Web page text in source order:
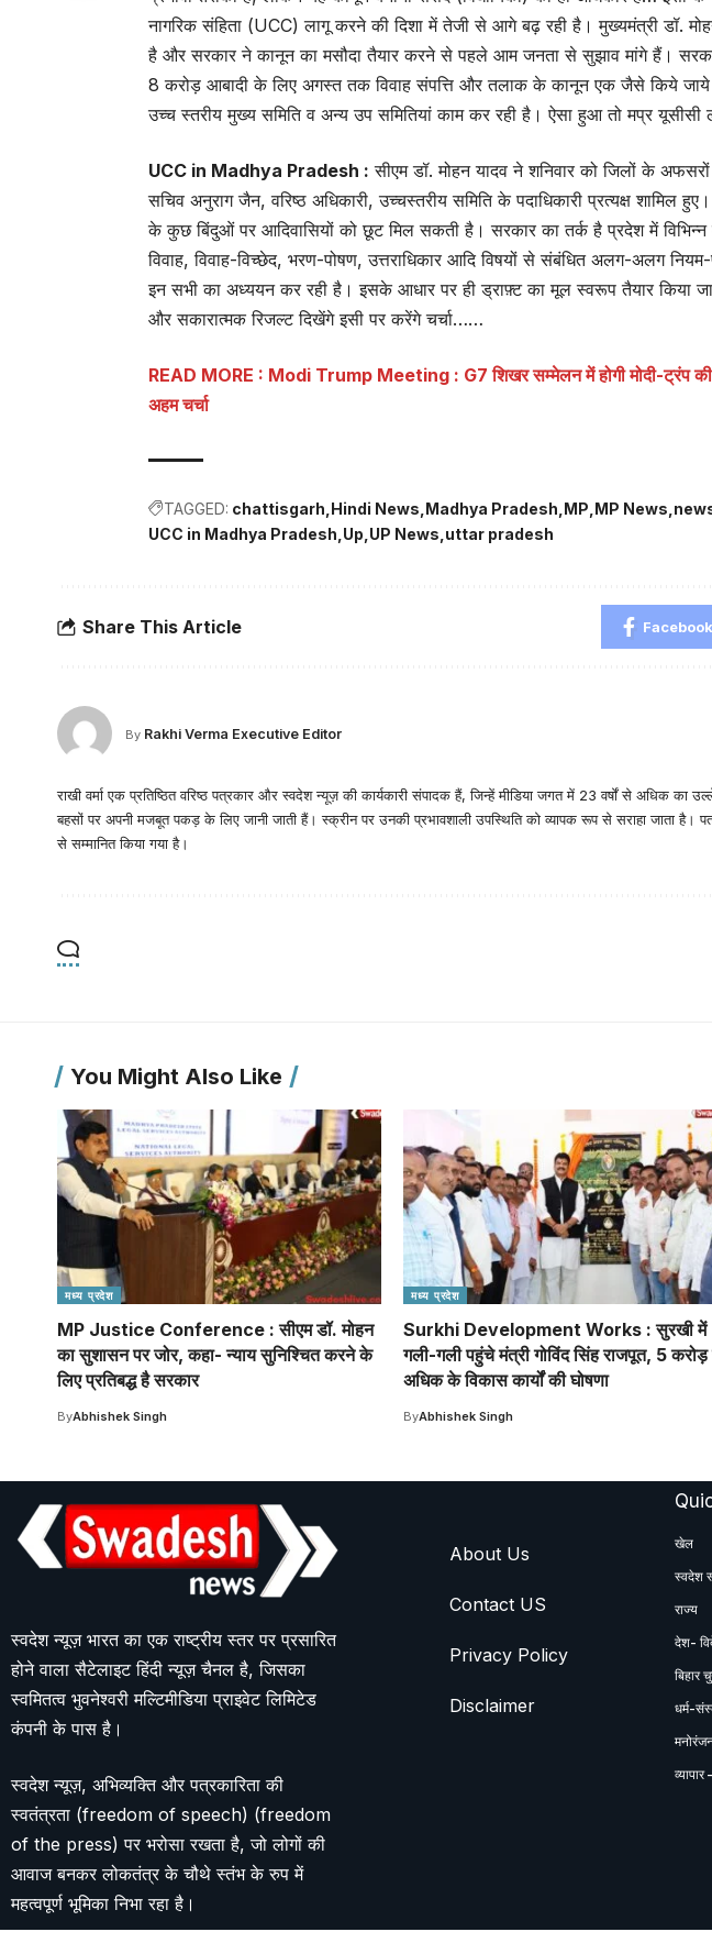
नागरिक संहिता (UCC) लागू करने की दिशा में तेजी से आगे बढ़ रही है। मुख्यमंत्री डॉ.
है और सरकार ने कानून का मसौदा तैयार करने से पहले आम जनता से सुझाव मांगे हैं।
8 करोड़ आबादी के लिए अगस्त तक विवाह संपत्ति और तलाक के कानून एक जैसे किये जाये
उच्च स्तरीय मुख्य समिति व अन्य उप समितियां काम कर रही है। ऐसा हुआ तो मप्र यूसीसी
UCC in Madhya Pradesh : सीएम डॉ. मोहन यादव ने शनिवार को जिलों के
सचिव अनुराग जैन, वरिष्ठ अधिकारी, उच्चस्तरीय समिति के पदाधिकारी प्रत्यक्ष शामिल
के कुछ बिंदुओं पर आदिवासियों को छूट मिल सकती है। सरकार का तर्क है प्रदेश में विभिन्न
विवाह, विवाह-विच्छेद, भरण-पोषण, उत्तराधिकार आदि विषयों से संबंधित अलग-अलग
इन सभी का अध्ययन कर रही है। इसके आधार पर ही ड्राफ़्ट का मूल स्वरूप तैयार किया
और सकारात्मक रिजल्ट दिखेंगे इसी पर करेंगे चर्चा……
READ MORE : Modi Trump Meeting : G7 शिखर सम्मेलन में होगी मोदी-ट्रंप की
अहम चर्चा
TAGGED: chattisgarh Hindi News Madhya Pradesh MP MP News
UCC in Madhya Pradesh Up UP News uttar pradesh
Share This Article Facebook
By Rakhi Verma Executive Editor
राखी वर्मा एक प्रतिष्ठित वरिष्ठ पत्रकार और स्वदेश न्यूज़ की कार्यकारी संपादक हैं, जिन्हें मीडिया जगत में 23 वर्षों से अधिक
बहसों पर अपनी मजबूत पकड़ के लिए जानी जाती हैं। स्क्रीन पर उनकी प्रभावशाली उपस्थिति को व्यापक रूप से सराहा जाता है।
से सम्मानित किया गया है।
You Might Also Like
मध्य प्रदेश
MP Justice Conference : सीएम डॉ. मोहन
का सुशासन पर जोर, कहा- न्याय सुनिश्चित करने के
लिए प्रतिबद्ध है सरकार
ByAbhishek Singh
मध्य प्रदेश
Surkhi Development Works : सुरखी में
गली-गली पहुंचे मंत्री गोविंद सिंह राजपूत, 5
अधिक के विकास कार्यों की घोषणा
ByAbhishek Singh
स्वदेश न्यूज़ भारत का एक राष्ट्रीय स्तर पर प्रसारित
होने वाला सैटेलाइट हिंदी न्यूज़ चैनल है, जिसका
स्वमितत्व भुवनेश्वरी मल्टिमीडिया प्राइवेट लिमिटेड
कंपनी के पास है।
स्वदेश न्यूज़, अभिव्यक्ति और पत्रकारिता की
स्वतंत्रता (freedom of speech) (freedom
of the press) पर भरोसा रखता है, जो लोगों की
आवाज बनकर लोकतंत्र के चौथे स्तंभ के रुप में
महत्वपूर्ण भूमिका निभा रहा है।
About Us
Contact US
Privacy Policy
Disclaimer
खेल
स्वदेश
राज्य
देश-
बिहार
धर्म-
व्यापार